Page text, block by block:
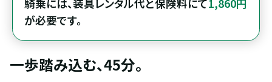
が必要です。
一歩踏み込む、45分。